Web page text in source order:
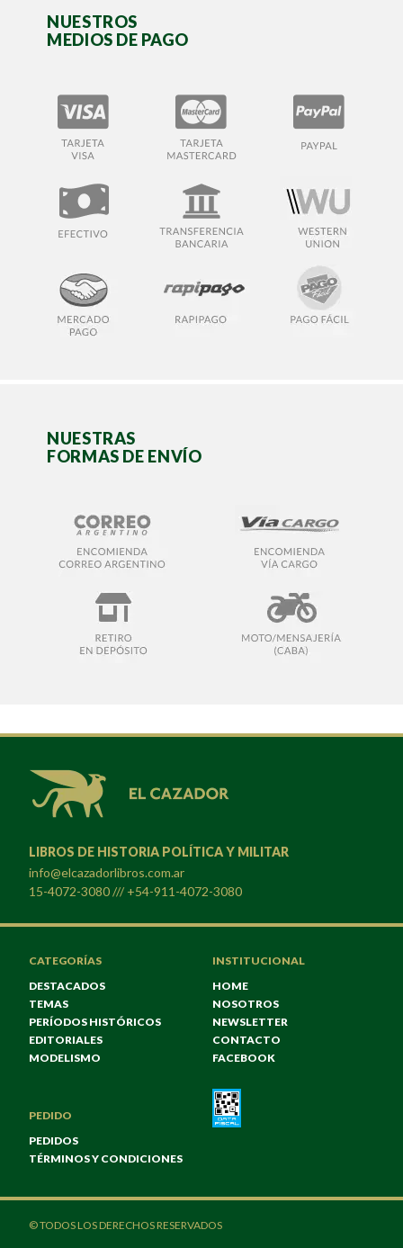
NUESTROS
MEDIOS DE PAGO
NUESTRAS
FORMAS DE ENVÍO
LIBROS DE HISTORIA POLÍTICA Y MILITAR
info@elcazadorlibros.com.ar
15-4072-3080 /// +54-911-4072-3080
CATEGORÍAS
DESTACADOS
TEMAS
PERÍODOS HISTÓRICOS
EDITORIALES
MODELISMO
INSTITUCIONAL
HOME
NOSOTROS
NEWSLETTER
CONTACTO
FACEBOOK
PEDIDO
PEDIDOS
TÉRMINOS Y CONDICIONES
© TODOS LOS DERECHOS RESERVADOS